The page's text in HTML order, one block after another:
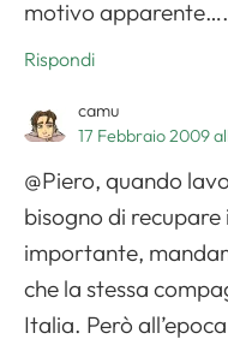
motivo apparente….
Rispondi
camu
17 Febbraio 2009
@Piero, quando
bisogno di
importante,
che la stessa
Italia. Però